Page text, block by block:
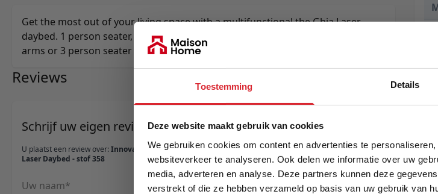
Toestemming Details
Deze website maakt gebruik van cookies
We gebruiken cookies om content en advertenties te
websiteverkeer te analyseren. Ook delen we informatie over uw
media, adverteren en analyse. Deze partners kunnen deze
verstrekt of die ze hebben verzameld op basis van uw gebruik van
Get the most out of your living space with a multifunctional the Ghia Laser
daybed. 1 person seater, lounger or sleeper, 2 person seater or lounger with
arms or 3 person seater without arms. Multifunctionality as it greatests.
Reviews
Schrijf uw eigen review
U plaatst een review over: Innovation Living Ghia
Laser Daybed - stof 358
Uw naam
5%
Schrijf je in en ontvang